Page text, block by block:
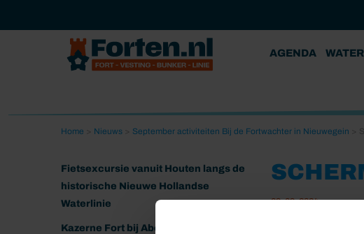
AGENDA
Home Nieuws September activiteiten Bij de Fortwachter in Nieuwegein
Fietsexcursie vanuit Houten langs de
historische Nieuwe Hollandse
Waterlinie
Kazerne Fort bij Abcoude klaar voor
09-09-2024